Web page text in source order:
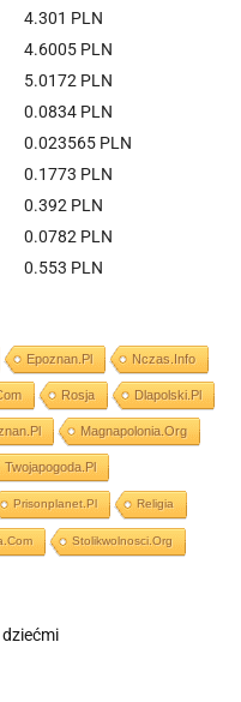
4.301 PLN
4.6005 PLN
5.0172 PLN
0.0834 PLN
0.023565 PLN
0.1773 PLN
0.392 PLN
0.0782 PLN
0.553 PLN
Epoznan.pl Nczas.info
Rosja Dlapolski.pl
Magnapolonia.org
Twojapogoda.pl
Prisonplanet.pl Religia
Stolikwolnosci.org